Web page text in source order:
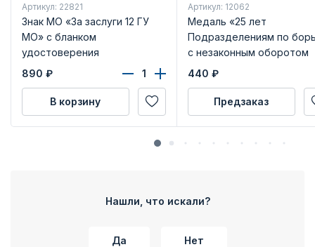
Артикул: 22821
Знак МО «За заслуги 12 ГУ
МО» с бланком
удостоверения
890 ₽
В корзину
Артикул: 12062
Медаль «25 лет
Подразделениям по
с незаконным оборотом
наркотиков (ПНОН)» с
440 ₽
Предзаказ
Нашли, что искали?
Да Нет